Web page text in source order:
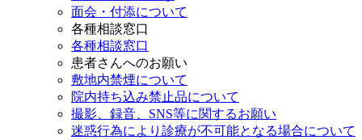
面会・付添について
各種相談窓口
各種相談窓口
患者さんへのお願い
敷地内禁煙について
院内持ち込み禁止品について
撮影、録音、SNS等に関するお願い
迷惑行為により診療が不可能となる場合について